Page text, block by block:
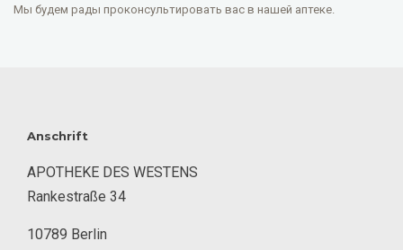
Мы будем рады проконсультировать вас в нашей аптеке.
Anschrift
APOTHEKE DES WESTENS
Rankestraße 34
10789 Berlin